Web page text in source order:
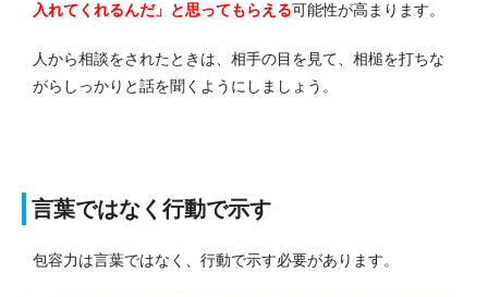
入れてくれるんだ」と思ってもらえる可能性が高まります。
人から相談をされたときは、相手の目を見て、相槌を打ちな
がらしっかりと話を聞くようにしましょう。
言葉ではなく行動で示す
包容力は言葉ではなく、行動で示す必要があります。